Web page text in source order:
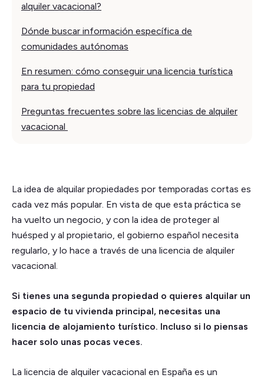
alquiler vacacional?
Dónde buscar información específica de
comunidades autónomas
En resumen: cómo conseguir una licencia turística
para tu propiedad
Preguntas frecuentes sobre las licencias de alquiler
vacacional
La idea de alquilar propiedades por temporadas cortas es
cada vez más popular. En vista de que esta práctica se
ha vuelto un negocio, y con la idea de proteger al
huésped y al propietario, el gobierno español necesita
regularlo, y lo hace a través de una licencia de alquiler
vacacional.
Si tienes una segunda propiedad o quieres alquilar un
espacio de tu vivienda principal, necesitas una
licencia de alojamiento turístico. Incluso si lo piensas
hacer solo unas pocas veces.
La licencia de alquiler vacacional en España es un